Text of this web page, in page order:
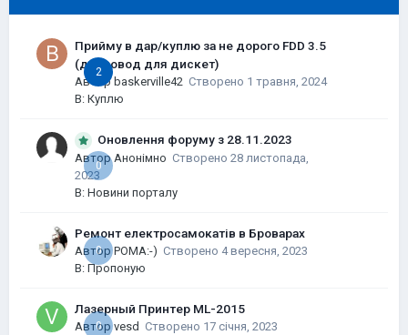
2
Прийму в дар/куплю за не дорого FDD 3.5
(дисковод для дискет)
Автор baskerville42 Створено 1 травня, 2024
В: Куплю
0
Оновлення форуму з 28.11.2023
Автор Анонімно Створено 28 листопада,
2023
В: Новини порталу
0
Ремонт електросамокатів в Броварах
АвторPOMA:-) Створено 4 вересня, 2023
В: Пропоную
0
Лазерный Принтер ML-2015
Авторvesd Створено 17 січня, 2023